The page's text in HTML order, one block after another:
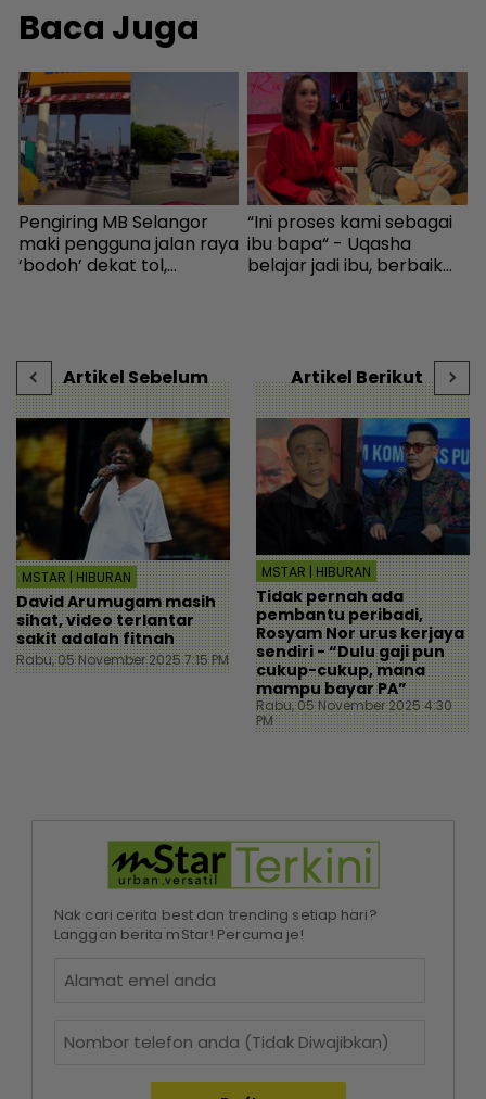
Baca Juga
Pengiring MB Selangor
maki pengguna jalan raya
‘bodoh’ dekat tol,
“Ini proses kami sebagai
ibu bapa“ - Uqasha
belajar jadi ibu, berbaik
Artikel Sebelum
MSTAR | HIBURAN
David Arumugam masih
sihat, video terlantar
sakit adalah fitnah
Rabu, 05 November 2025 7:15 PM
Artikel Berikut
MSTAR | HIBURAN
Tidak pernah ada
pembantu peribadi,
Rosyam Nor urus kerjaya
sendiri - “Dulu gaji pun
cukup-cukup, mana
mampu bayar PA”
Rabu, 05 November 2025 4:30
PM
Nak cari cerita best dan trending setiap hari?
Langgan berita mStar! Percuma je!